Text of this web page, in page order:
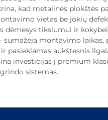
kad metalinės plokštės
vietas be jokių
dėmesys tikslumui ir
sumažėja montavimo laikas,
pasiekiamas aukštesnis
investicijas į premium
sistemas.